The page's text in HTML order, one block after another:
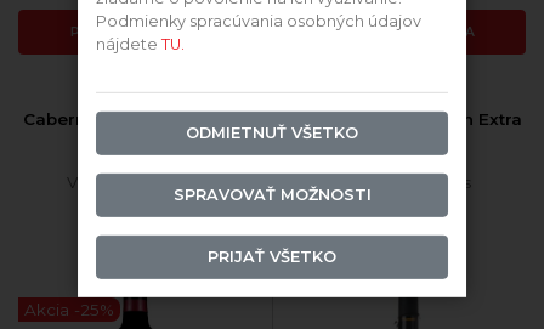
PRIDAŤ DO KOŠÍKA PRIDAŤ DO KOŠÍKA
Cabernet Sauvignon 2022
Viňa Ventisquero
Akcia -25%
Cabernet Sauvignon Extra
Fundus Regius
Podmienky spracúvania osobných údajov
nájdeteTU.
ODMIETNUŤ VŠETKO
SPRAVOVAŤ MOŽNOSTI
PRIJAŤ VŠETKO